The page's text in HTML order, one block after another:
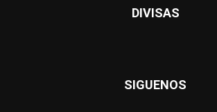
DIVISAS
SIGUENOS